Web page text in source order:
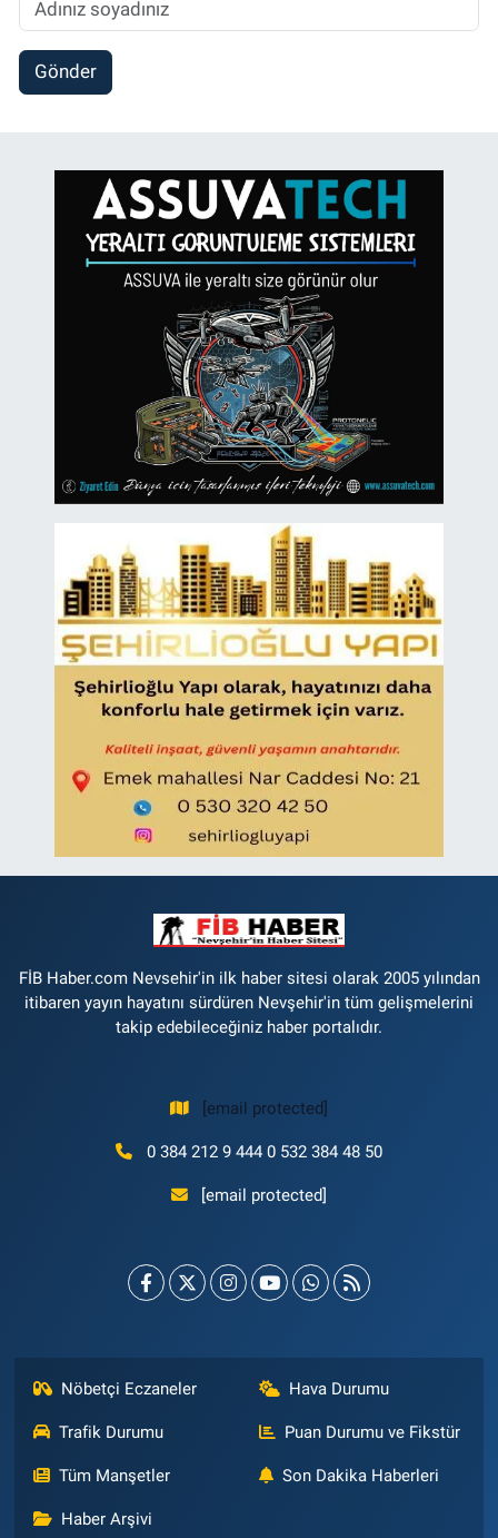
Gönder
FİB Haber.com Nevsehir'in ilk haber sitesi olarak 2005 yılından
itibaren yayın hayatını sürdüren Nevşehir'in tüm gelişmelerini
takip edebileceğiniz haber portalıdır.
[email protected]
0 384 212 9 444 0 532 384 48 50
[email protected]
Nöbetçi Eczaneler Hava Durumu
Trafik Durumu Puan Durumu ve Fikstür
Tüm Manşetler Son Dakika Haberleri
Haber Arşivi